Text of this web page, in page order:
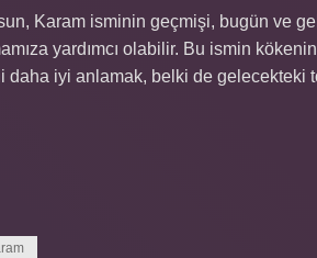
Karam isminin geçmişi, bugün ve
yardımcı olabilir. Bu ismin
daha iyi anlamak, belki de